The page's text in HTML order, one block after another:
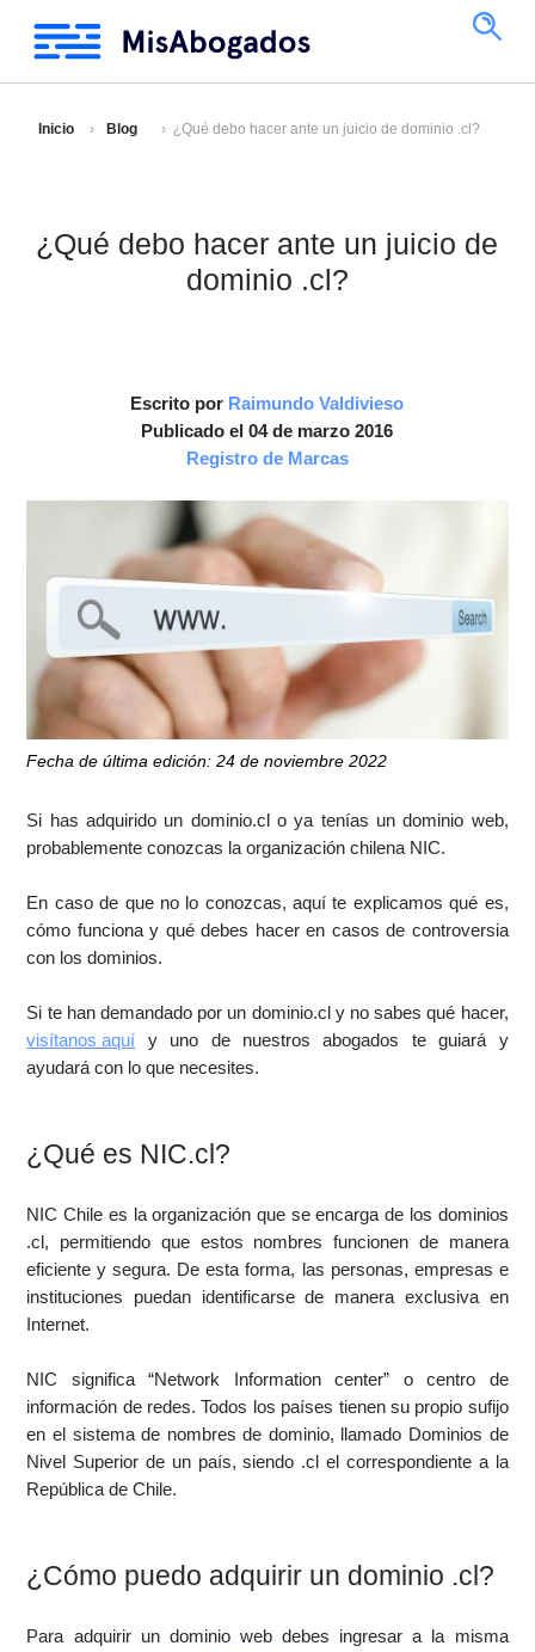
Inicio Blog ¿Qué debo hacer ante un juicio de dominio .cl?
¿Qué debo hacer ante un juicio de
dominio .cl?
Escrito por Raimundo Valdivieso
Publicado el 04 de marzo 2016
Registro de Marcas
Fecha de última edición: 24 de noviembre 2022
Si has adquirido un dominio.cl o ya tenías un dominio web,
probablemente conozcas la organización chilena NIC.
En caso de que no lo conozcas, aquí te explicamos qué es,
cómo funciona y qué debes hacer en casos de controversia
con los dominios.
Si te han demandado por un dominio.cl y no sabes qué hacer,
visítanos aquí y uno de nuestros abogados te guiará y
ayudará con lo que necesites.
¿Qué es NIC.cl?
NIC Chile es la organización que se encarga de los dominios
.cl, permitiendo que estos nombres funcionen de manera
eficiente y segura. De esta forma, las personas, empresas e
instituciones puedan identificarse de manera exclusiva en
Internet.
NIC significa “Network Information center” o centro de
información de redes. Todos los países tienen su propio sufijo
en el sistema de nombres de dominio, llamado Dominios de
Nivel Superior de un país, siendo .cl el correspondiente a la
República de Chile.
¿Cómo puedo adquirir un dominio .cl?
Para adquirir un dominio web debes ingresar a la misma